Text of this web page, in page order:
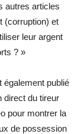
autres articles
(corruption) et
leur argent
? »
également publié
direct du tireur
pour montrer la
de possession